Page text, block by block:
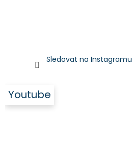
Sledovat na Instagramu
Youtube